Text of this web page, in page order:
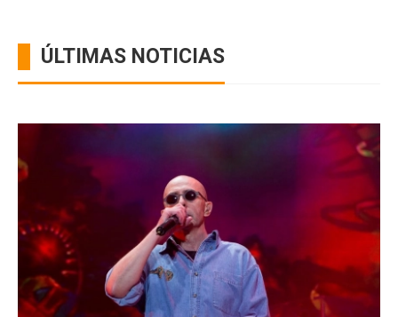
ÚLTIMAS NOTICIAS